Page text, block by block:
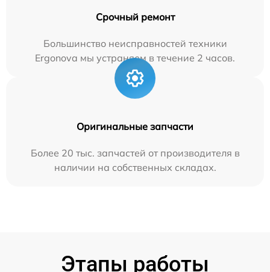
Срочный ремонт
Большинство неисправностей техники
Ergonova мы устраняем в течение 2 часов.
Оригинальные запчасти
Более 20 тыс. запчастей от производителя в
наличии на собственных складах.
Этапы работы